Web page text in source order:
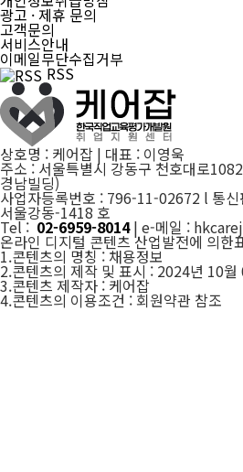
광고 · 제휴 문의
고객문의
서비스안내
이메일무단수집거부
RSS
상호명 : 케어잡 | 대표 : 이영욱
주소 : 서울특별시 강동구 천호대로
경남빌딩)
사업자등록번호 : 796-11-02672 l 통
서울강동-1418 호
Tel : 02-6959-8014| e-메일 :
온라인 디지털 콘텐츠 산업발전에 의한
1.콘텐츠의 명칭 : 채용정보
2.콘텐츠의 제작 및 표시 : 2024년 10월
3.콘텐츠 제작자 : 케어잡
4.콘텐츠의 이용조건 : 회원약관 참조